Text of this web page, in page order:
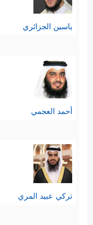
ياسين الجزائري
أحمد العجمي
تركي عبيد المري